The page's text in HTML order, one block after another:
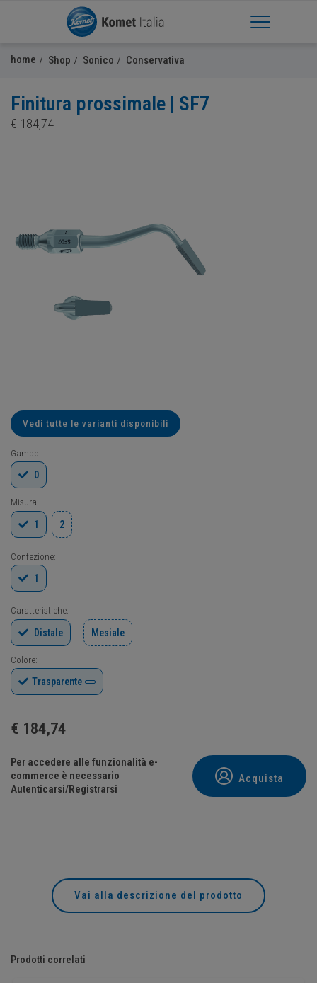
Apri Menu
home Shop Sonico Conservativa
Finitura prossimale | SF7
€ 184,74
Vedi tutte le varianti disponibili
Gambo:
0
Misura:
1
2
Confezione:
1
Caratteristiche:
Distale
Mesiale
Colore:
Trasparente
€ 184,74
Per accedere alle funzionalità e-
commerce è necessario
Autenticarsi/Registrarsi
Acquista
Vai alla descrizione del prodotto
Prodotti correlati